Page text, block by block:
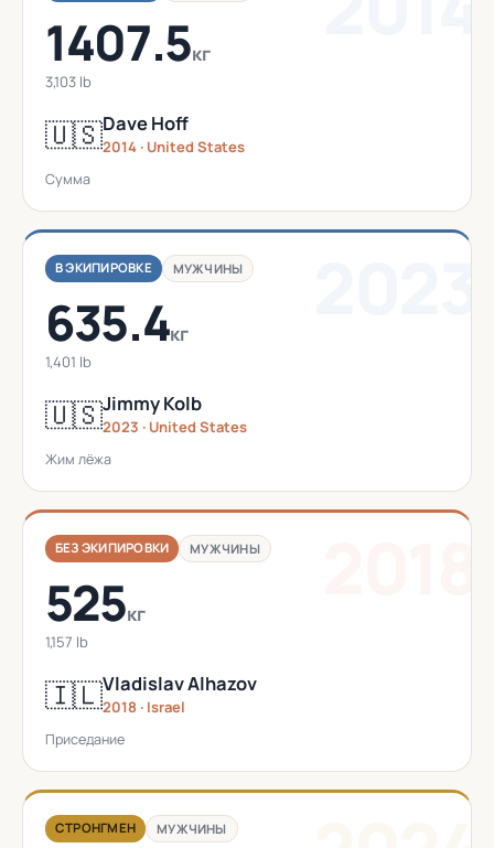
1407.5кг
3,103 lb
🇺🇸Dave Hoff
2014 · United States
Сумма
В ЭКИПИРОВКЕ МУЖЧИНЫ
635.4кг
1,401 lb
🇺🇸Jimmy Kolb
2023 · United States
Жим лёжа
БЕЗ ЭКИПИРОВКИ МУЖЧИНЫ
525кг
1,157 lb
🇮🇱Vladislav Alhazov
2018 · Israel
Приседание
СТРОНГМЕН МУЖЧИНЫ